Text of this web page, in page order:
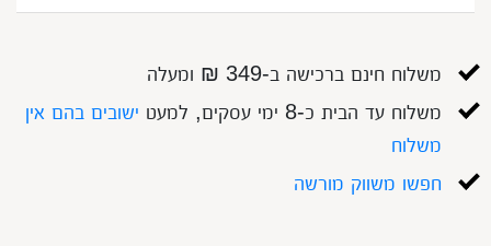
משלוח חינם ברכישה ב-349 ₪ ומעלה
משלוח עד הבית כ-8 ימי עסקים, למעט
ישובים בהם אין
משלוח
חפשו משווק מורשה